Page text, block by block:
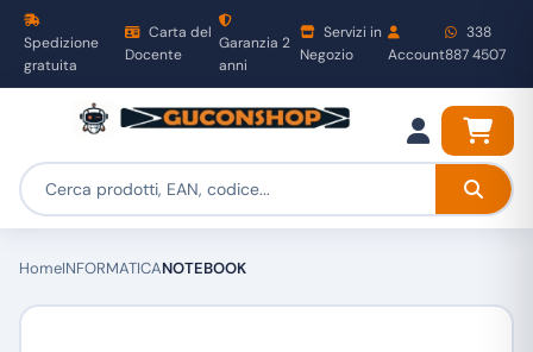
Spedizione
gratuita
Carta del
Docente
Garanzia 2
anni
Servizi in
Negozio
Account
338
887 4507
HomeINFORMATICANOTEBOOK